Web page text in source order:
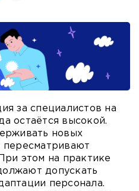
за специалистов на
остаётся высокой.
новых
пересматривают
этом на практике
допускать
персонала.